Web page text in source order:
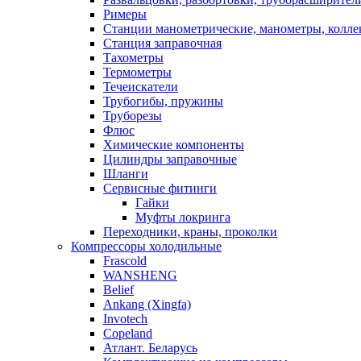
Римеры
Станции манометрические, манометры,
Станция заправочная
Тахометры
Термометры
Течеискатели
Трубогибы, пружины
Труборезы
Флюс
Химические компоненты
Цилиндры заправочные
Шланги
Сервисные фитинги
Гайки
Муфты локринга
Переходники, краны, проколки
Компрессоры холодильные
Frascold
WANSHENG
Belief
Ankang (Xingfa)
Invotech
Copeland
Атлант. Беларусь